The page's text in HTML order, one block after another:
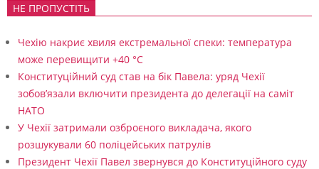
к
ї
и
—
НЕ ПРОПУСТІТЬ
Чехію накриє хвиля екстремальної спеки: температура
може перевищити +40 °C
Конституційний суд став на бік Павела: уряд Чехії
зобов’язали включити президента до делегації на саміт
НАТО
У Чехії затримали озброєного викладача, якого
розшукували 60 поліцейських патрулів
Президент Чехії Павел звернувся до Конституційного суду